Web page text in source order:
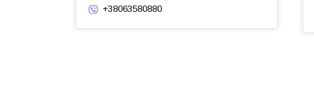
+38063580880